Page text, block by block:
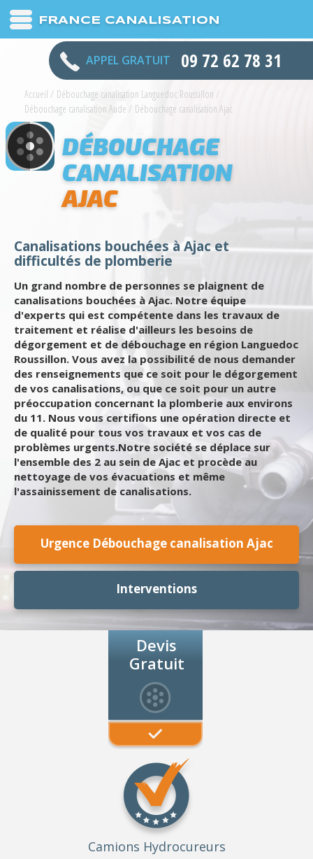
FRANCE CANALISATION
APPEL GRATUIT 09 72 62 78 31
Accueil / Débouchage canalisation Languedoc Roussillon /
Débouchage canalisation Aude / Débouchage canalisation Ajac
DÉBOUCHAGE
CANALISATION
AJAC
Canalisations bouchées à Ajac et
difficultés de plomberie
Un grand nombre de personnes se plaignent de
canalisations bouchées à Ajac. Notre équipe
d'experts qui est compétente dans les travaux de
traitement et réalise d'ailleurs les besoins de
dégorgement et de débouchage en région Languedoc
Roussillon. Vous avez la possibilité de nous demander
des renseignements que ce soit pour le dégorgement
de vos canalisations, ou que ce soit pour un autre
préoccupation concernant la plomberie aux environs
du 11. Nous vous certifions une opération directe et
de qualité pour tous vos travaux et vos cas de
problèmes urgents.Notre société se déplace sur
l'ensemble des 2 au sein de Ajac et procède au
nettoyage de vos évacuations et même
l'assainissement de canalisations.
Urgence Débouchage canalisation Ajac
Interventions
Devis
Gratuit
Camions Hydrocureurs